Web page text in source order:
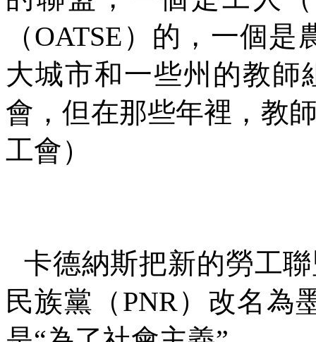
（OATSE ）的，一個是
大城市和一些州的教師
會，但在那些年裡，教
工會）
卡德納斯把新的勞工
民族黨（ PNR）改名為